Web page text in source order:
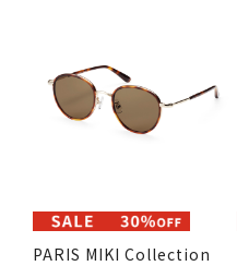
PARIS MIKI Collection